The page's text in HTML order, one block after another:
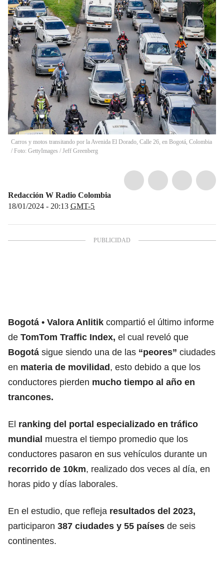
Carros y motos transitando por la Avenida El Dorado, Calle 26, en Bogotá, Colombia
/ Foto: GettyImages / Jeff Greenberg
Redacción W Radio Colombia
18/01/2024 - 20:13 GMT-5
Bogotá Valora Anlitik compartió el último informe
de TomTom Traffic Index, el cual reveló que
Bogotá sigue siendo una de las “peores” ciudades
en materia de movilidad, esto debido a que los
conductores pierden mucho tiempo al año en
trancones.
El ranking del portal especializado en tráfico
mundial muestra el tiempo promedio que los
conductores pasaron en sus vehículos durante un
recorrido de 10km, realizado dos veces al día, en
horas pido y días laborales.
En el estudio, que refleja resultados del 2023,
participaron 387 ciudades y 55 países de seis
continentes.